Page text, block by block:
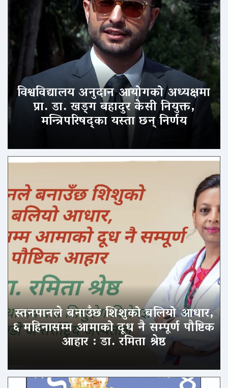
विश्वविद्यालय अनुदान आयोगको अध्यक्षमा
प्रा. डा. खड्ग बहादुर केसी नियुक्त,
मन्त्रिपरिषद्का यस्ता छन् निर्णय
स्तनपानले बनाउँछ शिशुको बलियो आधार,
६ महिनासम्म आमाको दूध नै सम्पूर्ण पौष्टिक
आहार : डा. रमिता श्रेष्ठ